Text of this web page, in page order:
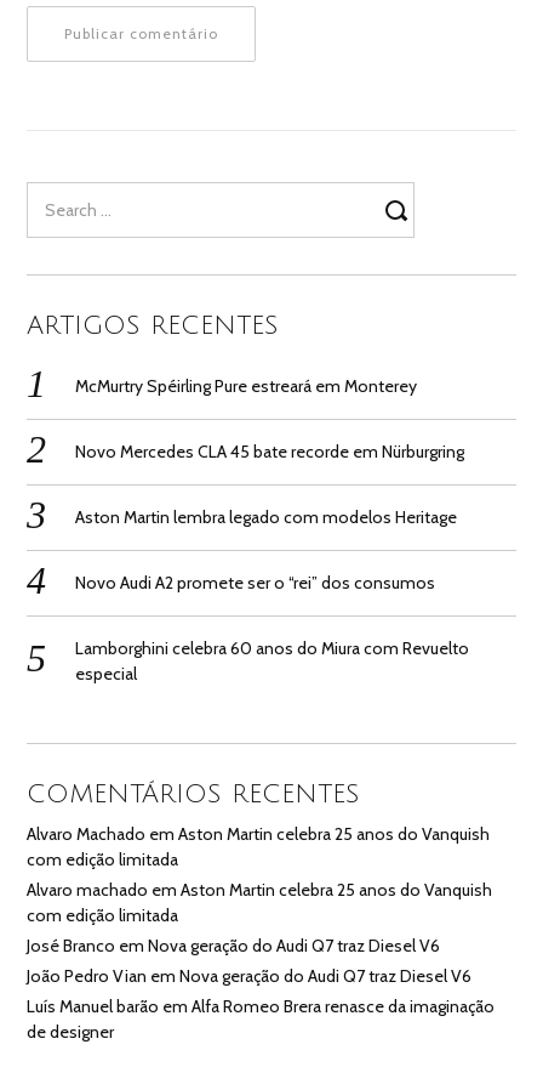
for:
ARTIGOS RECENTES
McMurtry Spéirling Pure estreará em Monterey
Novo Mercedes CLA 45 bate recorde em Nürburgring
Aston Martin lembra legado com modelos Heritage
Novo Audi A2 promete ser o “rei” dos consumos
Lamborghini celebra 60 anos do Miura com Revuelto
especial
COMENTÁRIOS RECENTES
Alvaro Machado emAston Martin celebra 25 anos do Vanquish
com edição limitada
Alvaro machado emAston Martin celebra 25 anos do Vanquish
com edição limitada
José Branco emNova geração do Audi Q7 traz Diesel V6
João Pedro Vian emNova geração do Audi Q7 traz Diesel V6
Luís Manuel barão emAlfa Romeo Brera renasce da imaginação
de designer